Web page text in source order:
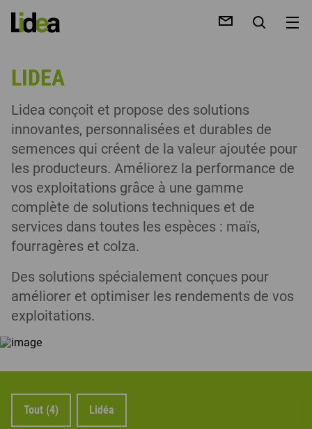
LIDEA
Lidea conçoit et propose des solutions
innovantes, personnalisées et durables de
semences qui créent de la valeur ajoutée pour
les producteurs. Améliorez la performance de
vos exploitations grâce à une gamme
complète de solutions techniques et de
services dans toutes les espèces : maïs,
fourragères et colza.
Des solutions spécialement conçues pour
améliorer et optimiser les rendements de vos
exploitations.
Tout (4) Lidéa